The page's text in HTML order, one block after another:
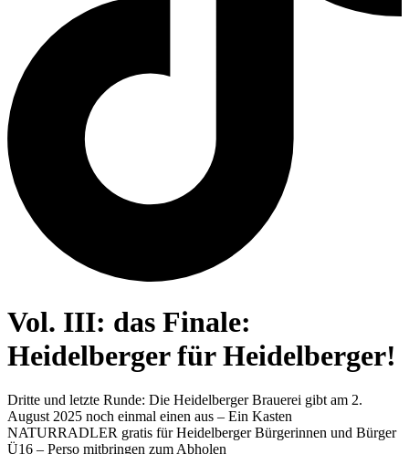
Vol. III: das Finale:
Heidelberger für Heidelberger!
Dritte und letzte Runde: Die Heidelberger Brauerei gibt am 2.
August 2025 noch einmal einen aus – Ein Kasten
NATURRADLER gratis für Heidelberger Bürgerinnen und Bürger
Ü16 – Perso mitbringen zum Abholen